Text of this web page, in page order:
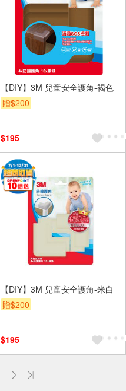
【DIY】3M 兒童安全護角-褐色
贈$200
$195
【DIY】3M 兒童安全護角-米白
贈$200
$195